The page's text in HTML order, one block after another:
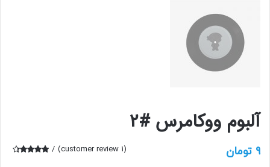
آلبوم ووکامرس #2
(
1 9 تومان